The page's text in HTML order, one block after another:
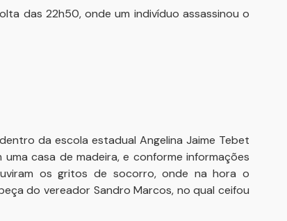
das 22h50, onde um indivíduo assassinou o
da escola estadual Angelina Jaime Tebet
casa de madeira, e conforme informações
os gritos de socorro, onde na hora o
do vereador Sandro Marcos, no qual ceifou